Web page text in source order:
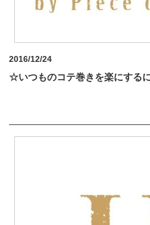
2016/12/24
☆いつものコテ巻きを楽にする